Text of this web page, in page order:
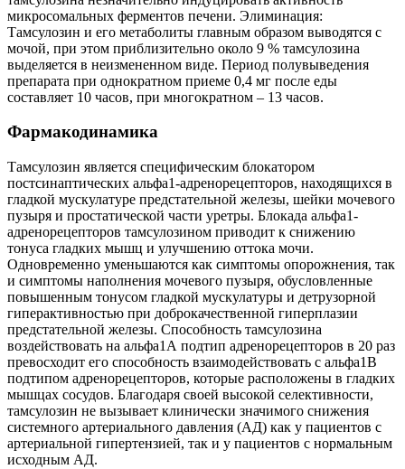
микросомальных ферментов печени. Элиминация:
Тамсулозин и его метаболиты главным образом выводятся с
мочой, при этом приблизительно около 9 % тамсулозина
выделяется в неизмененном виде. Период полувыведения
препарата при однократном приеме 0,4 мг после еды
составляет 10 часов, при многократном – 13 часов.
Фармакодинамика
Тамсулозин является специфическим блокатором
постсинаптических альфа1-адренорецепторов, находящихся в
гладкой мускулатуре предстательной железы, шейки мочевого
пузыря и простатической части уретры. Блокада альфа1-
адренорецепторов тамсулозином приводит к снижению
тонуса гладких мышц и улучшению оттока мочи.
Одновременно уменьшаются как симптомы опорожнения, так
и симптомы наполнения мочевого пузыря, обусловленные
повышенным тонусом гладкой мускулатуры и детрузорной
гиперактивностью при доброкачественной гиперплазии
предстательной железы. Способность тамсулозина
воздействовать на альфа1А подтип адренорецепторов в 20 раз
превосходит его способность взаимодействовать с альфа1В
подтипом адренорецепторов, которые расположены в гладких
мышцах сосудов. Благодаря своей высокой селективности,
тамсулозин не вызывает клинически значимого снижения
системного артериального давления (АД) как у пациентов с
артериальной гипертензией, так и у пациентов с нормальным
исходным АД.